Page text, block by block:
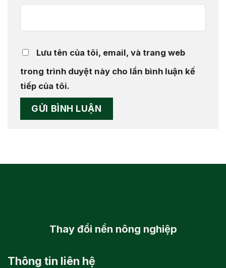
Lưu tên của tôi, email, và trang web
trong trình duyệt này cho lần bình luận kế
tiếp của tôi.
Thay đổi nền nông nghiệp
Thông tin liên hệ